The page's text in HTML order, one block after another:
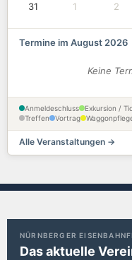
31 1 2
Termine im August 2026
Keine
Anmeldeschluss Exkursion /
Treffen
Vortrag
Alle Veranstaltungen →
NÜRNBERGER
Das aktuelle